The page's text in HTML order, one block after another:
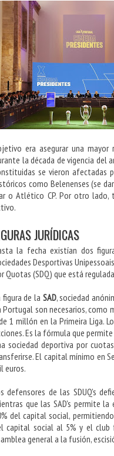
era asegurar una
la década de vigencia del
se vieron afectadas
como Belenenses (se
o Atlético CP. Por otro lado,
JURÍDICAS
la fecha existían dos
Desportivas
Quotas (SDQ) que está
figura de la SAD, sociedad
Portugal son necesarios, como
1 millón en la Primeira Liga.
Es la fórmula que
sociedad deportiva por
El capital mínimo en
euros.
defensores de las SDUQ's
que las SAD's permite
del capital social,
capital social al 5% y el club
general a la fusión,